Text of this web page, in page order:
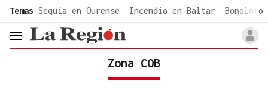
common.go-to-content
Temas Sequía en Ourense Incendio en Baltar Bonoloto
header.menu.open
Zona COB